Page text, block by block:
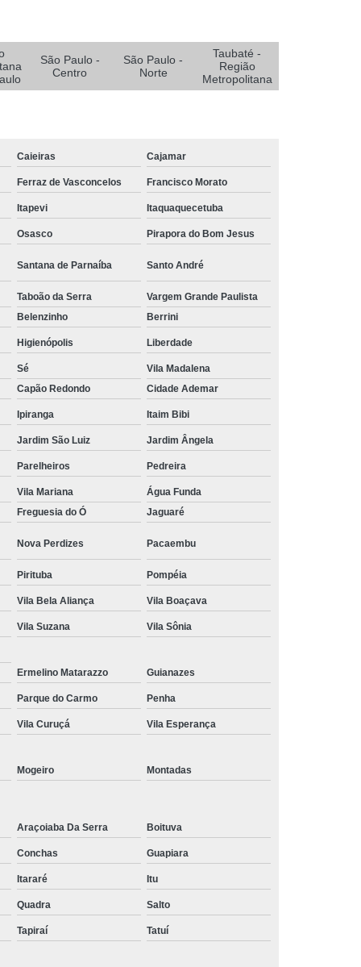
Sistemas Oxigenoterapia em João Pessoa
Oxigenoterapia em Sorocaba
Feridas
Tratamento de Feridas Crônicas
Feridas Enfermagem em Campina Grande
em João Pessoa
em São Paulo
Tratamento para Feridas na Pele
Hiperbárico de Insuficiência Arterial
Hiperbárico Deiscência da Sutura
Tratamento Hiperbárico em João Pessoa
Tratamento Hiperbárico em Sorocaba
Hiperbárico Necrose na Pele
de Ferida Operatória
Hiperbárica Tratamento de Feridas
em Câmara Hiperbárica
Tratamento Hiperbárica
Tratamento Hiperbárica em João Pessoa
Tratamento Hiperbárica em Sorocaba
Oxigenação Hiperbárica
Feridas Oxigenoterapia Hiperbárica
Oxigenoterapia em Campina Grande
Tratamento Oxigenoterapia Hiperbárica
São Paulo -
Centro
São Paulo -
Norte
Taubaté -
Região
Metropolitana
Caieiras Cajamar
Ferraz de Vasconcelos Francisco Morato
Itapevi Itaquaquecetuba
Osasco Pirapora do Bom Jesus
Santana de Parnaíba Santo André
Taboão da Serra
Vargem Grande Paulista
Belenzinho Berrini
Higienópolis Liberdade
Sé
Vila Madalena
Capão Redondo Cidade Ademar
Ipiranga Itaim Bibi
Jardim São Luiz Jardim Ângela
Parelheiros Pedreira
Vila Mariana
Água Funda
Freguesia do Ó Jaguaré
Nova Perdizes Pacaembu
Pirituba Pompéia
Vila Bela Aliança Vila Boaçava
Vila Suzana Vila Sônia
Ermelino Matarazzo Guianazes
Parque do Carmo Penha
Vila Curuçá Vila Esperança
Mogeiro Montadas
Araçoiaba Da Serra Boituva
Conchas Guapiara
Itararé Itu
Quadra Salto
Tapiraí Tatuí